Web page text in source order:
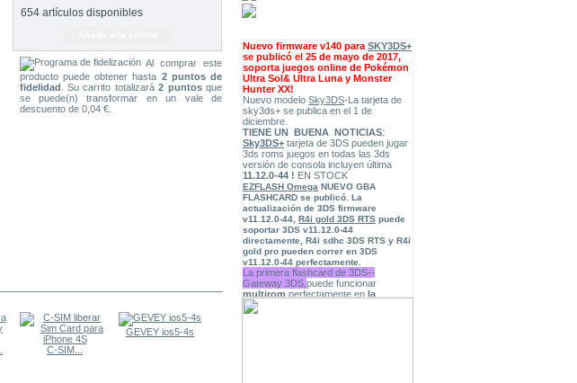
654 artículos disponibles
Al comprar este
producto puede obtener hasta 2 puntos de
fidelidad . Su carrito totalizará2 puntosque
se puede(n) transformar en un vale de
descuento de 0,04 €.
C-SIM...
GEVEY ios5-4s
Nuevo firmware v140 para SKY3DS+
se publicó el 25 de mayo de 2017,
soporta juegos online de Pokémon
Ultra Sol& Ultra Luna y Monster
Hunter XX!
Nuevo modelo Sky3DS-La tarjeta de
sky3ds+ se publica en el 1 de
diciembre.
TIENE UN BUENA NOTICIAS:
Sky3DS+ tarjeta de 3DS pueden jugar
3ds roms juegos en todas las 3ds
versión de consola incluyen última
11.12.0-44 ! EN STOCK
EZFLASH Omega NUEVO GBA
FLASHCARD se publicó. La
actualización de 3DS firmware
v11.12.0-44, R4i gold 3DS RTS puede
soportar 3DS v11.12.0-44
directamente, R4i sdhc 3DS RTS y R4i
gold pro pueden correr en 3DS
v11.12.0-44 perfectamente.
La primera flashcard de 3DS--
Gateway 3DS, puede funcionar
multirom perfectamente en la
versión 4.5-9.2 de 3DS
disponible en nuestra tienda, puede